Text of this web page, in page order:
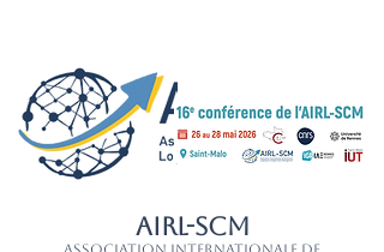
AIRL-SCM